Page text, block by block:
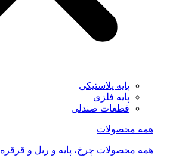
پایه پلاستیکی
پایه فلزی
قطعات صندلی
همه محصولات
همه محصولات چرخ، پایه و ریل و قرقره